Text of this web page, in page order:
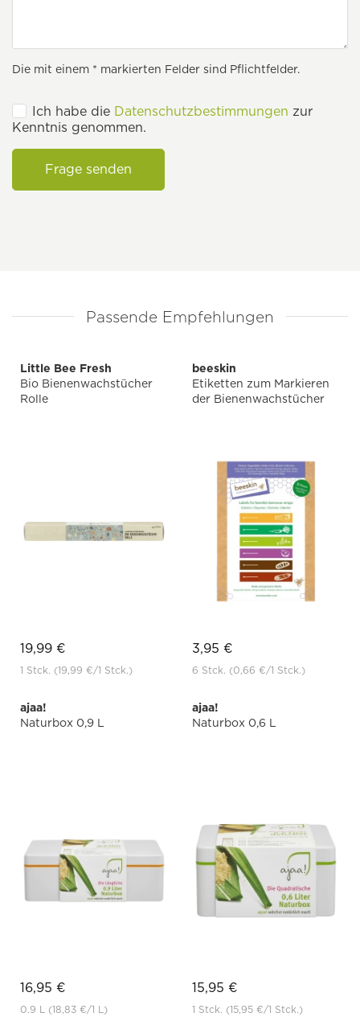
Die mit einem * markierten Felder sind Pflichtfelder.
Ich habe die Datenschutzbestimmungen zur
Kenntnis genommen.
Frage senden
Passende Empfehlungen
Little Bee Fresh
Bio Bienenwachstücher
Rolle
19,99 €
1 Stck. (19,99 €/1 Stck.)
beeskin
Etiketten zum Markieren
der Bienenwachstücher
3,95 €
6 Stck. (0,66 €/1 Stck.)
ajaa!
Naturbox 0,9 L
16,95 €
0.9 L (18,83 €/1 L)
ajaa!
Naturbox 0,6 L
15,95 €
1 Stck. (15,95 €/1 Stck.)